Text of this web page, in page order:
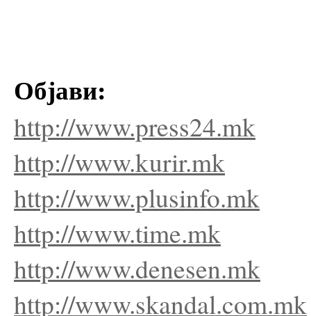
Објави:
http://www.press24.mk
http://www.kurir.mk
http://www.plusinfo.mk
http://www.time.mk
http://www.denesen.mk
http://www.skandal.com.mk